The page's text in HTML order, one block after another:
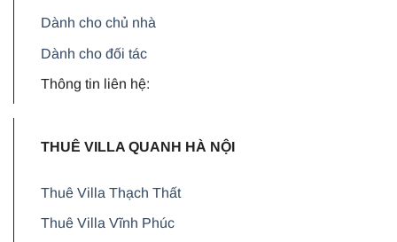
Dành cho chủ nhà
Dành cho đối tác
Thông tin liên hệ:
THUÊ VILLA QUANH HÀ NỘI
Thuê Villa Thạch Thất
Thuê Villa Vĩnh Phúc